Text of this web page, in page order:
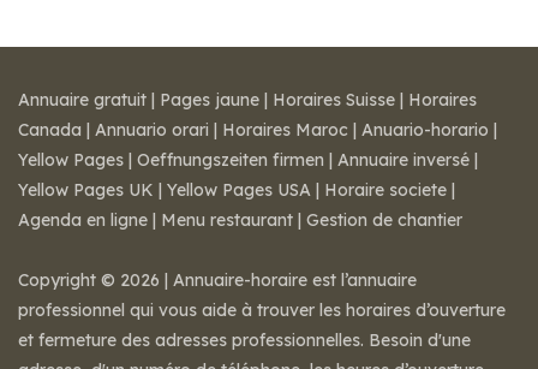
Annuaire gratuit | Pages jaune | Horaires Suisse | Horaires
Canada | Annuario orari | Horaires Maroc | Anuario-horario |
Yellow Pages | Oeffnungszeiten firmen | Annuaire inversé |
Yellow Pages UK | Yellow Pages USA | Horaire societe |
Agenda en ligne | Menu restaurant | Gestion de chantier
Copyright © 2026 | Annuaire-horaire est l’annuaire
professionnel qui vous aide à trouver les horaires d’ouverture
et fermeture des adresses professionnelles. Besoin d'une